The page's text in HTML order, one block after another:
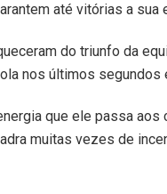
até vitórias a sua
do triunfo da
nos últimos
que ele passa
muitas vezes de